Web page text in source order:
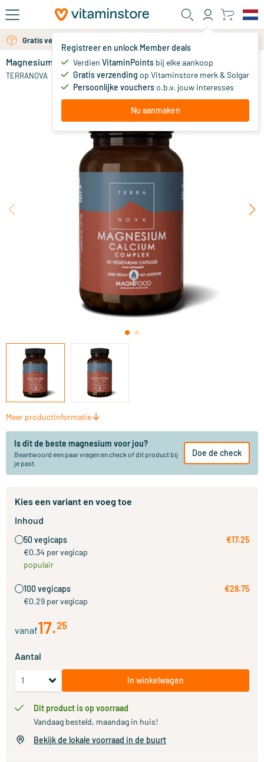
Ga naar de hoofdinhoud
Registreer en unlock Member deals
Verdien VitaminPoints bij elke aankoop
Gratis verzending op Vitaminstore merk & Solgar
Persoonlijke voucherso.b.v. jouw interesses
Nu aanmaken
Gratis verzending vanaf 25 euro
Gratis persoonlijk advies via chat of email
Magnesium calcium 2:1 complex
TERRANOVA vanaf 17.
Meer productinformatie
Is dit de beste magnesium voor jou?
Beantwoord een paar vragen en check of dit product bij
je past.
Doe de check
Kies een variant en voeg toe
Inhoud
50 vegicaps
€0.34 per vegicap
populair
€17.25
100 vegicaps
€0.29 per vegicap
€28.75
vanaf17.25
Aantal
In winkelwagen
Dit product is op voorraad
Vandaag besteld, maandag in huis!
Bekijk de lokale voorraad in de buurt